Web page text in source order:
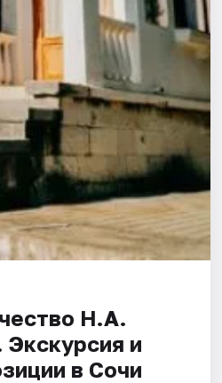
Н.А.
и
в Сочи